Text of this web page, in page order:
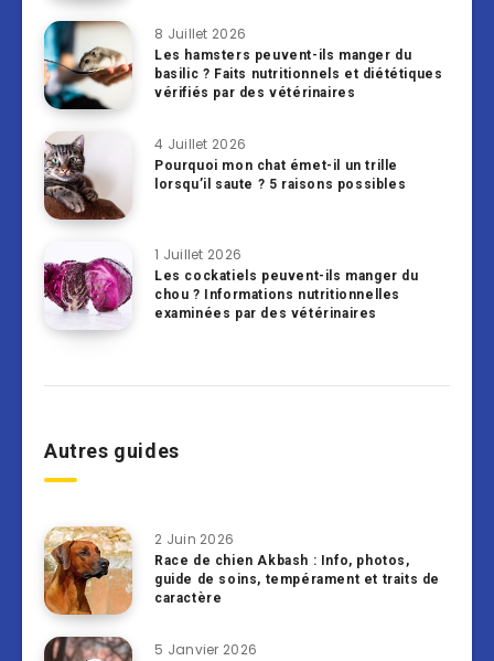
8 Juillet 2026
Les hamsters peuvent-ils manger du
basilic ? Faits nutritionnels et diététiques
vérifiés par des vétérinaires
4 Juillet 2026
Pourquoi mon chat émet-il un trille
lorsqu’il saute ? 5 raisons possibles
1 Juillet 2026
Les cockatiels peuvent-ils manger du
chou ? Informations nutritionnelles
examinées par des vétérinaires
Autres guides
2 Juin 2026
Race de chien Akbash : Info, photos,
guide de soins, tempérament et traits de
caractère
5 Janvier 2026